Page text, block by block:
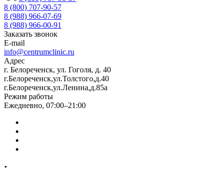
8 (800) 707-90-57
8 (988) 966-07-69
8 (988) 966-00-91
Заказать звонок
E-mail
info@centrumclinic.ru
Адрес
г. Белореченск, ул. Гоголя, д. 40
г.Белореченск,ул.Толстого,д.40
г.Белореченск,ул.Ленина,д.85а
Режим работы
Ежедневно, 07:00–21:00